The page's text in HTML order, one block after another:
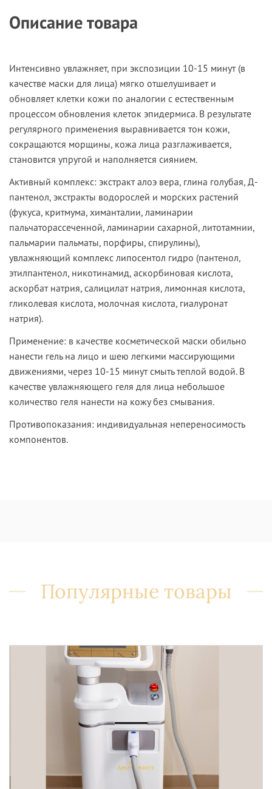
Описание товара
Интенсивно увлажняет, при экспозиции 10-15 минут (в
качестве маски для лица) мягко отшелушивает и
обновляет клетки кожи по аналогии с естественным
процессом обновления клеток эпидермиса. В результате
регулярного применения выравнивается тон кожи,
сокращаются морщины, кожа лица разглаживается,
становится упругой и наполняется сиянием.
Активный комплекс: экстракт алоэ вера, глина голубая, Д-
пантенол, экстракты водорослей и морских растений
(фукуса, критмума, химанталии, ламинарии
пальчаторассеченной, ламинарии сахарной, литотамнии,
пальмарии пальматы, порфиры, спирулины),
увлажняющий комплекс липосентол гидро (пантенол,
этилпантенол, никотинамид, аскорбиновая кислота,
аскорбат натрия, салицилат натрия, лимонная кислота,
гликолевая кислота, молочная кислота, гиалуронат
натрия).
Применение: в качестве косметической маски обильно
нанести гель на лицо и шею легкими массирующими
движениями, через 10-15 минут смыть теплой водой. В
качестве увлажняющего геля для лица небольшое
количество геля нанести на кожу без смывания.
Противопоказания: индивидуальная непереносимость
компонентов.
Популярные товары